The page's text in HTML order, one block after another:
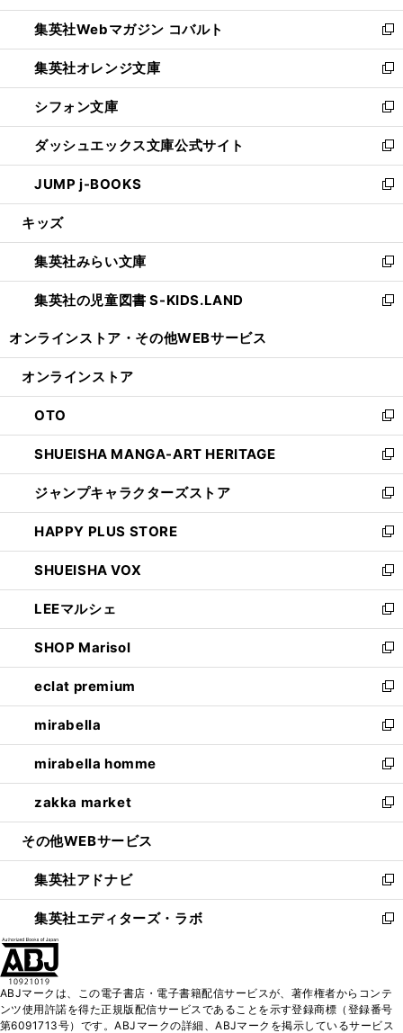
開
く
ウ
で
開
く
ン
ド
ウ
で
開
く
ウ
ィ
ン
ド
ウ
で
開
く
集英社Webマガジン コバルト
新
し
い
ウ
ィ
ン
ド
ウ
で
開
集英社オレンジ文庫
新
し
い
ウ
ィ
ン
ド
ウ
開
く
シフォン文庫
新
し
い
ウ
ィ
ン
ウ
で
開
く
ダッシュエックス文庫公式サイト
新
し
い
ウ
ン
ド
ウ
で
JUMP j-BOOKS
新
し
ウ
ィ
ン
ド
開
キッズ
集英社みらい文庫
新
し
い
ン
ウ
で
開
く
集英社の児童図書 S-KIDS.LAND
新
ウ
ン
ド
ウ
で
開
く
オンラインストア・ その他WEBサービス
オンラインストア
OTO
新
し
い
ウ
ィ
ン
ド
ウ
で
開
く
SHUEISHA MANGA-ART HERITAGE
新
し
い
ウ
ィ
ン
ド
ウ
で
開
く
ジャンプキャラクターズストア
新
し
い
ウ
ィ
ン
ド
ウ
で
開
く
HAPPY PLUS STORE
新
し
い
ウ
ィ
ン
ド
ウ
で
開
く
SHUEISHA VOX
新
し
い
ウ
ィ
ン
ド
ウ
で
開
く
LEEマルシェ
新
し
い
ウ
ィ
ン
ド
ウ
で
開
く
SHOP Marisol
新
し
い
ウ
ィ
ン
ド
ウ
で
開
eclat premium
新
し
い
ウ
ィ
ン
ド
ウ
開
く
mirabella
新
し
い
ウ
ィ
ン
ウ
で
開
く
mirabella homme
新
し
い
ウ
ン
ド
ウ
で
zakka market
新
し
ウ
ィ
ン
ド
く
その他WEBサービス
集英社アドナビ
新
し
い
ド
ウ
集英社エディターズ・ラボ
新
ィ
ン
ABJマークは、この電子書店・電子書籍配信サービスが、著作権者からコンテ
ンツ使用許諾を得た正規版配信サービスであることを示す登録商標（登録番号
第6091713号）です。ABJマークの詳細、ABJマークを掲示しているサービス